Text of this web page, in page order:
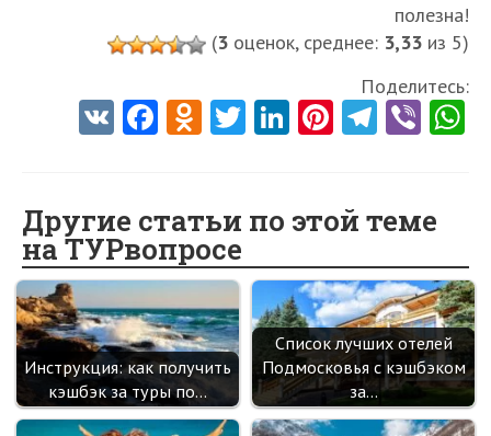
полезна!
(3 оценок, среднее: 3,33 из 5)
Поделитесь:
V Fa
o
o
k
O
o
kl
as
sn
ik
i
T
er
Li
dI
n
Pi
es
t
Te
a
m
Vi
Другие статьи по этой теме
на ТУРвопросе
Инструкция: как получить
кэшбэк за туры по…
Список лучших отелей
Подмосковья с кэшбэком
за…